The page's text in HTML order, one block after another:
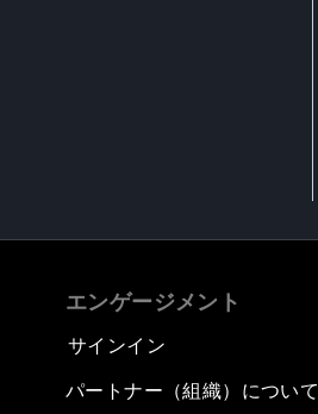
エンゲージメント
サインイン
パートナー（組織）について